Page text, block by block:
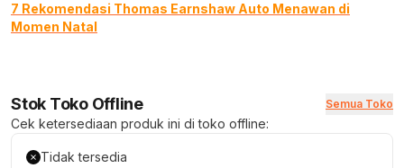
7 Rekomendasi Thomas Earnshaw Auto Menawan di
Momen Natal
Stok Toko Offline Semua Toko
Cek ketersediaan produk ini di toko offline:
Tidak tersedia